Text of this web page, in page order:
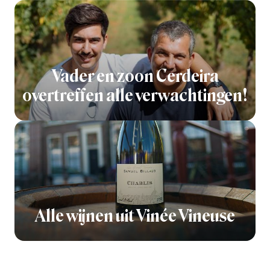
Vader en zoon Cerdeira
overtreffen alle verwachtingen!
Alle wijnen uit Vinée Vineuse